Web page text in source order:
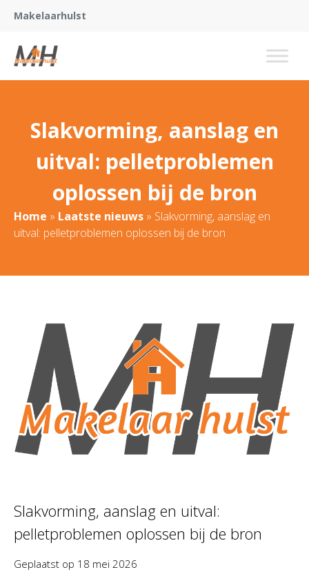
Makelaarhulst
Slakvorming, aanslag en
uitval: pelletproblemen
oplossen bij de bron
Home » Laatste nieuws » Slakvorming, aanslag en
uitval: pelletproblemen oplossen bij de bron
Slakvorming, aanslag en uitval:
pelletproblemen oplossen bij de bron
Geplaatst op 18 mei 2026